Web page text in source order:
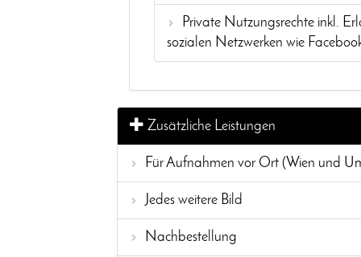
Private Nutzungsrechte inkl.
sozialen Netzwerken wie
Zusätzliche Leistungen
Für Aufnahmen vor Ort (Wien und
Jedes weitere Bild
Nachbestellung